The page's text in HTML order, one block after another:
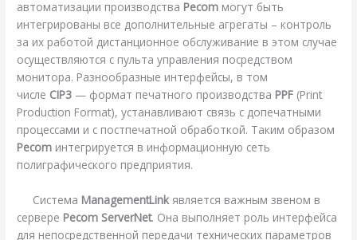
автоматизации производства Pecom могут быть
интегрированы все дополнительные агрегаты – контроль
за их работой дистанционное обслуживание в этом случае
осуществляются с пульта управления посредством
монитора. Разнообразные интерфейсы, в том
числе CIP3 — формат печатного производства PPF (Print
Production Format), устанавливают связь с допечатными
процессами и с постпечатной обработкой. Таким образом
Pecom интегрируется в информационную сеть
полиграфического предприятия.
Система ManagementLinkявляется важным звеном в
сервере Pecom ServerNet. Она выполняет роль интерфейса
для непосредственной передачи технических параметров